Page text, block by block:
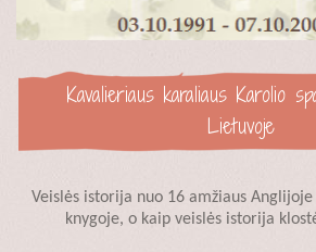
Kavalieriaus karaliaus Karolio
Lietuvoje
Veislės istorija nuo 16 amžiaus
knygoje, o kaip veislės istorija